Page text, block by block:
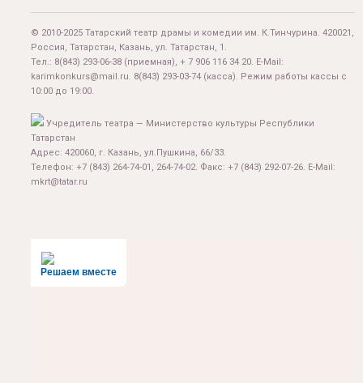
© 2010-2025 Татарский театр драмы и комедии им. К.Тинчурина. 420021,
Россия, Татарстан, Казань, ул. Татарстан, 1.
Тел.: 8(843) 293-06-38 (приемная), + 7 906 116 34 20. E-Mail:
karimkonkurs@mail.ru. 8(843) 293-03-74 (касса). Режим работы кассы с
10:00 до 19:00.
Учредитель театра — Министерство культуры Республики
Татарстан
Адрес: 420060, г. Казань, ул.Пушкина, 66/33.
Телефон: +7 (843) 264-74-01, 264-74-02. Факс: +7 (843) 292-07-26. E-Mail:
mkrt@tatar.ru
Решаем вместе